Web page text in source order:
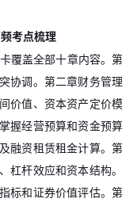
考点梳理
覆盖全部十章内容。第
协调。第二章财务管理
价值、资本资产定价模
握经营预算和资金预算
融资租赁租金计算。第
杠杆效应和资本结构。
标和证券价值评估。第